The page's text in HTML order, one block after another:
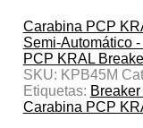
Carabina PCP
Semi-Automático
PCP KRAL
SKU: KPB45M
Etiquetas:
Carabina PCP